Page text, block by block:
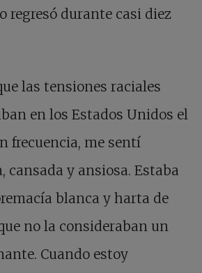
regresó durante casi diez
las tensiones raciales
en los Estados Unidos el
frecuencia, me sentí
cansada y ansiosa. Estaba
blanca y harta de
no la consideraban un
Cuando estoy